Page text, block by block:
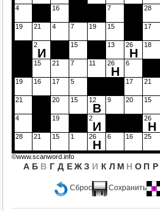
Сброс Сохранить
4 16 7 28
19 21 4 7 19 15 17
2
И
15 13 26
Н
18
15 21 7 11 26
Н
6
19 16 17 5 17 21
21 20 15 12
В
9 20 15
4 19 2
И
26
Н
28 21 15 1 26
Н
6 16 25
А Б В Г Д Е Ж З И К Л М Н О П Р
©www.scanword.info